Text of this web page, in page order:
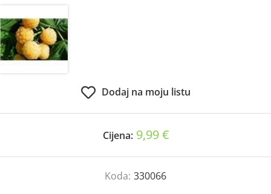
Dodaj na moju listu
Cijena: 9,99 €
Koda: 330066